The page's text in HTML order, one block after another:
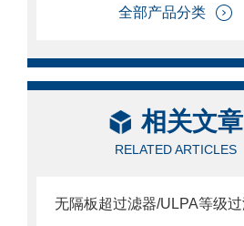
全部产品分类
相关文章
RELATED ARTICLES